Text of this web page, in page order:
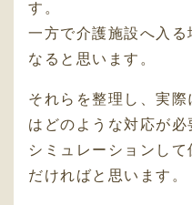
す。
一方で介護施設へ入る
なると思います。
それらを整理し、実
はどのような対応が必
シミュレーションし
だければと思います。